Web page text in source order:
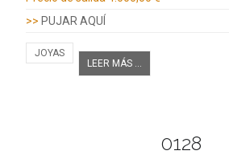
>> PUJAR AQUÍ
JOYAS
LEER MÁS ...
0128